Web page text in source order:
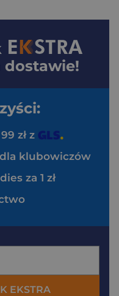
dostawie!
zł z
klubowiczów
za 1 zł
EKSTRA